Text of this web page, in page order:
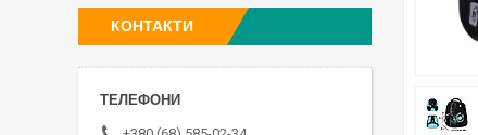
КОНТАКТИ